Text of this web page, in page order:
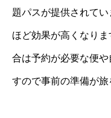
題パスが提供されて
ほど効果が高くなり
合は予約が必要な便
すので事前の準備が旅